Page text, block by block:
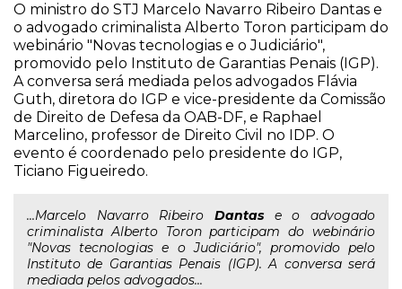
O ministro do STJ Marcelo Navarro Ribeiro Dantas e
o advogado criminalista Alberto Toron participam do
webinário "Novas tecnologias e o Judiciário",
promovido pelo Instituto de Garantias Penais (IGP).
A conversa será mediada pelos advogados Flávia
Guth, diretora do IGP e vice-presidente da Comissão
de Direito de Defesa da OAB-DF, e Raphael
Marcelino, professor de Direito Civil no IDP. O
evento é coordenado pelo presidente do IGP,
Ticiano Figueiredo.
...Marcelo Navarro Ribeiro Dantas e o advogado
criminalista Alberto Toron participam do webinário
"Novas tecnologias e o Judiciário", promovido pelo
Instituto de Garantias Penais (IGP). A conversa será
mediada pelos advogados...